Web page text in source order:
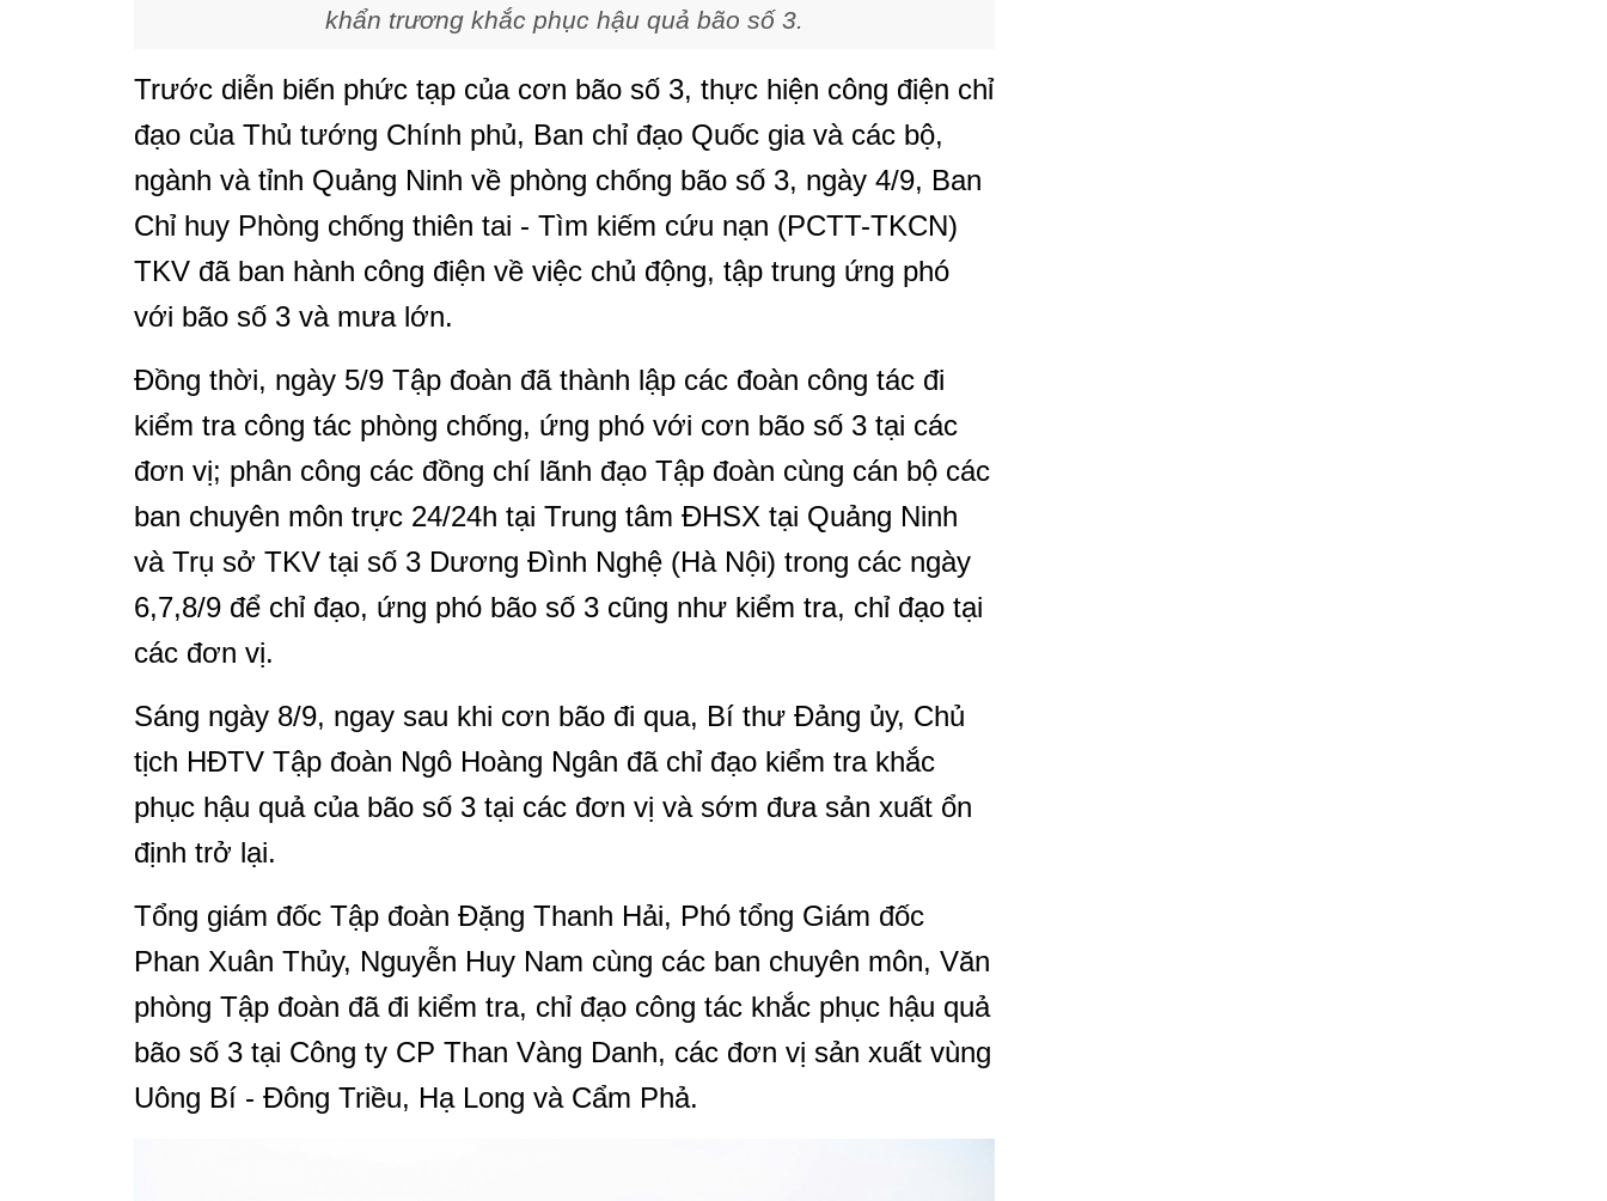
khẩn trương khắc phục hậu quả bão số 3.
Trước diễn biến phức tạp của cơn bão số 3, thực hiện công điện chỉ
đạo của Thủ tướng Chính phủ, Ban chỉ đạo Quốc gia và các bộ,
ngành và tỉnh Quảng Ninh về phòng chống bão số 3, ngày 4/9, Ban
Chỉ huy Phòng chống thiên tai - Tìm kiếm cứu nạn (PCTT-TKCN)
TKV đã ban hành công điện về việc chủ động, tập trung ứng phó
với bão số 3 và mưa lớn.
Đồng thời, ngày 5/9 Tập đoàn đã thành lập các đoàn công tác đi
kiểm tra công tác phòng chống, ứng phó với cơn bão số 3 tại các
đơn vị; phân công các đồng chí lãnh đạo Tập đoàn cùng cán bộ các
ban chuyên môn trực 24/24h tại Trung tâm ĐHSX tại Quảng Ninh
và Trụ sở TKV tại số 3 Dương Đình Nghệ (Hà Nội) trong các ngày
6,7,8/9 để chỉ đạo, ứng phó bão số 3 cũng như kiểm tra, chỉ đạo tại
các đơn vị.
Sáng ngày 8/9, ngay sau khi cơn bão đi qua, Bí thư Đảng ủy, Chủ
tịch HĐTV Tập đoàn Ngô Hoàng Ngân đã chỉ đạo kiểm tra khắc
phục hậu quả của bão số 3 tại các đơn vị và sớm đưa sản xuất ổn
định trở lại.
Tổng giám đốc Tập đoàn Đặng Thanh Hải, Phó tổng Giám đốc
Phan Xuân Thủy, Nguyễn Huy Nam cùng các ban chuyên môn, Văn
phòng Tập đoàn đã đi kiểm tra, chỉ đạo công tác khắc phục hậu quả
bão số 3 tại Công ty CP Than Vàng Danh, các đơn vị sản xuất vùng
Uông Bí - Đông Triều, Hạ Long và Cẩm Phả.